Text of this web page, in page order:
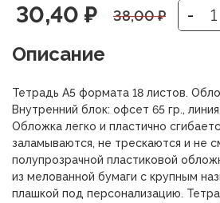
38,00₽
Первоначальная
цена
составляла
38,00 ₽.
30,40 ₽
Текущая
цена:
30,40 ₽.
-
Описание
Тетрадь А5 формата 18 листов.
Внутренний блок: офсет 65 гр.,
Обложка легко и пластично
заламываются, не трескаются и не
полупрозрачной пластиковой
из мелованной бумаги с крупным
плашкой под персонализацию.